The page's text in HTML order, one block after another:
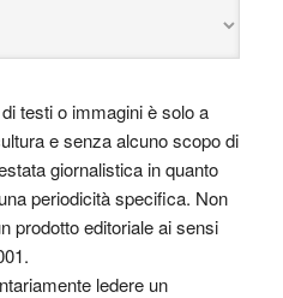
testi o immagini è solo a
e senza alcuno scopo di
giornalistica in quanto
periodicità specifica. Non
prodotto editoriale ai sensi
ledere un